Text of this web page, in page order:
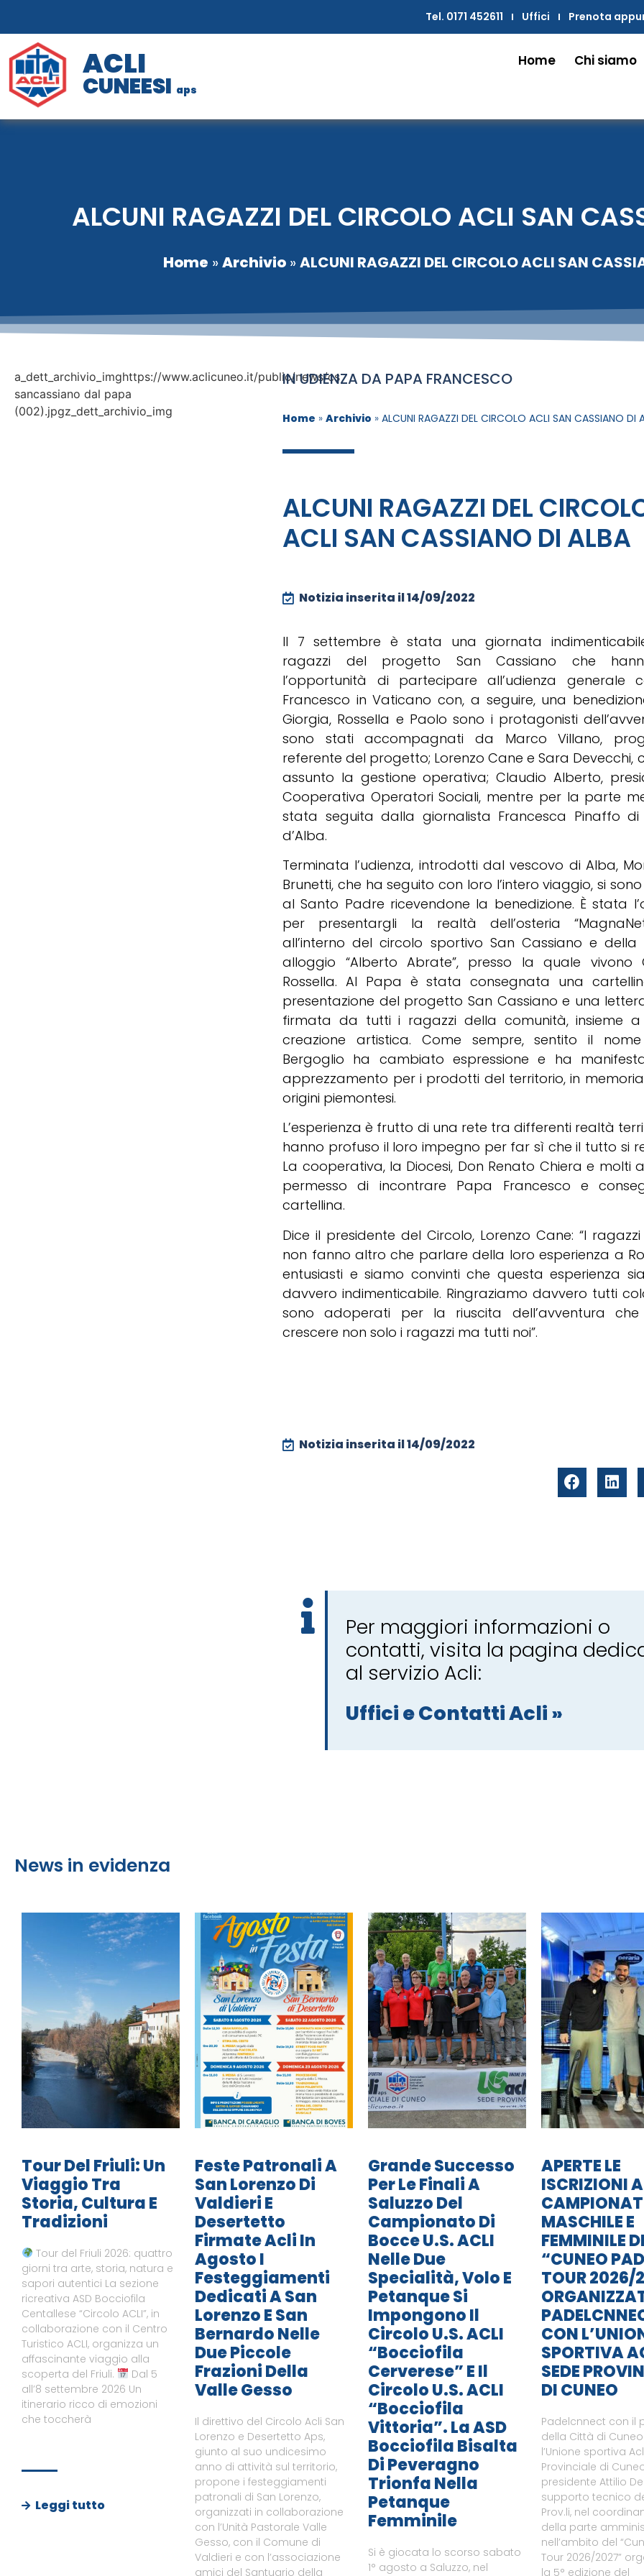
Tel. 0171 452611 Uffici Prenota
ACLI
CUNEESI aps
Home Chi siamo
ALCUNI RAGAZZI DEL CIRCOLO ACLI SAN
Home »Archivio»ALCUNI RAGAZZI DEL CIRCOLO ACLI SAN
a_dett_archivio_imghttps://www.aclicuneo.it/public/news/cs
sancassiano dal papa
(002).jpgz_dett_archivio_img
IN UDIENZA DA PAPA FRANCESCO
Home »Archivio »ALCUNI RAGAZZI DEL CIRCOLO ACLI SAN CASSIANO DI
ALCUNI RAGAZZI DEL
ACLI SAN CASSIANO DI ALBA
Notizia inserita il14/09/2022
Il 7 settembre è stata una giornata
ragazzi del progetto San Cassiano che
l’opportunità di partecipare all’udienza generale
Francesco in Vaticano con, a seguire, una
Giorgia, Rossella e Paolo sono i protagonisti
sono stati accompagnati da Marco Villano,
referente del progetto; Lorenzo Cane e Sara Devecchi,
assunto la gestione operativa; Claudio Alberto,
Cooperativa Operatori Sociali, mentre per la parte
stata seguita dalla giornalista Francesca Pinaffo di
d’Alba.
Terminata l’udienza, introdotti dal vescovo di Alba,
Brunetti, che ha seguito con loro l’intero viaggio, si
al Santo Padre ricevendone la benedizione. È stata
per presentargli la realtà dell’osteria
all’interno del circolo sportivo San Cassiano e della
alloggio “Alberto Abrate”, presso la quale vivono
Rossella. Al Papa è stata consegnata una
presentazione del progetto San Cassiano e una
firmata da tutti i ragazzi della comunità, insieme
creazione artistica. Come sempre, sentito il
Bergoglio ha cambiato espressione e ha
apprezzamento per i prodotti del territorio, in
origini piemontesi.
L’esperienza è frutto di una rete tra differenti realtà
hanno profuso il loro impegno per far sì che il tutto si
La cooperativa, la Diocesi, Don Renato Chiera e molti
permesso di incontrare Papa Francesco e
cartellina.
Dice il presidente del Circolo, Lorenzo Cane: “I
non fanno altro che parlare della loro esperienza a
entusiasti e siamo convinti che questa esperienza
davvero indimenticabile. Ringraziamo davvero tutti
sono adoperati per la riuscita dell’avventura
crescere non solo i ragazzi ma tutti noi”.
Notizia inserita il14/09/2022
Per maggiori informazioni o
contatti, visita la pagina
al servizio Acli:
Uffici e Contatti Acli »
News in evidenza
Tour Del Friuli: Un
Viaggio Tra
Storia, Cultura E
Tradizioni
Tour del Friuli 2026: quattro
giorni tra arte, storia, natura e
sapori autentici La sezione
ricreativa ASD Bocciofila
Centallese “Circolo ACLI”, in
collaborazione con il Centro
Turistico ACLI, organizza un
affascinante viaggio alla
scoperta del Friuli.
Dal 5
all’8 settembre 2026 Un
itinerario ricco di emozioni
che toccherà
Leggi tutto
Feste Patronali A
San Lorenzo Di
Valdieri E
Desertetto
Firmate Acli In
Agosto I
Festeggiamenti
Dedicati A San
Lorenzo E San
Bernardo Nelle
Due Piccole
Frazioni Della
Valle Gesso
Il direttivo del Circolo Acli San
Lorenzo e Desertetto Aps,
giunto al suo undicesimo
anno di attività sul territorio,
propone i festeggiamenti
patronali di San Lorenzo,
organizzati in collaborazione
con l’Unità Pastorale Valle
Gesso, con il Comune di
Valdieri e con l’associazione
amici del Santuario della
Grande Successo
Per Le Finali A
Saluzzo Del
Campionato Di
Bocce U.S. ACLI
Nelle Due
Specialità, Volo E
Petanque Si
Impongono Il
Circolo U.S. ACLI
“Bocciofila
Cerverese” E Il
Circolo U.S. ACLI
“Bocciofila
Vittoria”. La ASD
Bocciofila Bisalta
Di Peveragno
Trionfa Nella
Petanque
Femminile
Si è giocata lo scorso sabato
1° agosto a Saluzzo, nel
APERTE LE
ISCRIZIONI
MASCHILE E
FEMMINILE
“CUNEO
TOUR 2026/
CON
SPORTIVA
SEDE
DI CUNEO
Padelcnnect con il
della Città di
l’Unione sportiva
Provinciale di
presidente Attilio
supporto tecnico
Prov.li, nel
della parte
nell’ambito del
Tour 2026/2027”
la 5° edizione del